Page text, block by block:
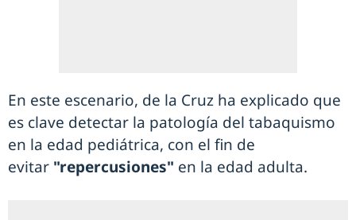
En este escenario, de la Cruz ha explicado que
es clave detectar la patología del tabaquismo
en la edad pediátrica, con el fin de
evitar "repercusiones" en la edad adulta.